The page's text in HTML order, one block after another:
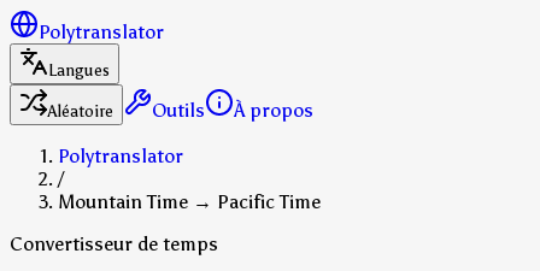
Polytranslator
Langues
Aléatoire
Outils
À propos
Polytranslator
/
Mountain Time → Pacific Time
Convertisseur de temps